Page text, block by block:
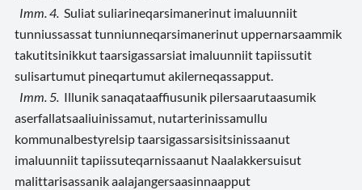
Imm. 4. Suliat suliarineqarsimanerinut imaluunniit
tunniussassat tunniunneqarsimanerinut uppernarsaammik
takutitsinikkut taarsigassarsiat imaluunniit tapiissutit
sulisartumut pineqartumut akilerneqassapput.
Imm. 5. Illunik sanaqataaffiusunik pilersaarutaasumik
aserfallatsaaliuinissamut, nutarterinissamullu
kommunalbestyrelsip taarsigassarsisitsinissaanut
imaluunniit tapiissuteqarnissaanut Naalakkersuisut
malittarisassanik aalajangersaasinnaapput